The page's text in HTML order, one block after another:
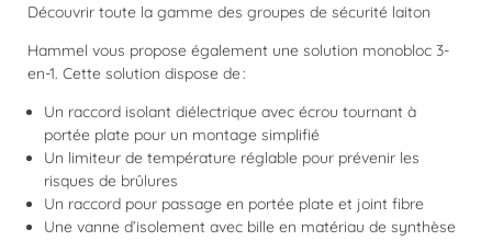
Découvrir toute la gamme des groupes de sécurité laiton
Hammel vous propose également une solution monobloc 3-
en-1. Cette solution dispose de :
Un raccord isolant diélectrique avec écrou tournant à
portée plate pour un montage simplifié
Un limiteur de température réglable pour prévenir les
risques de brûlures
Un raccord pour passage en portée plate et joint fibre
Une vanne d’isolement avec bille en matériau de synthèse